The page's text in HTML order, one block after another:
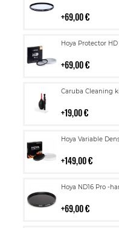
69,00 €
Hoya Protector
69,00 €
Lisää
Caruba Cleaning
19,00 €
Lisää
Hoya Variable
149,00 €
Lisää
Hoya ND16 Pro -
69,00 €
Lisää